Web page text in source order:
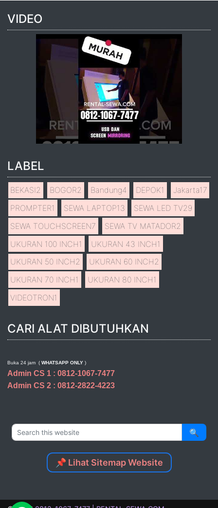
VIDEO
LABEL
BEKASI2 BOGOR2 Bandung4 DEPOK1 Jakarta17
PROMPTER1 SEWA LAPTOP13 SEWA LED TV29
SEWA TOUCHSCREEN7 SEWA TV MATADOR2
UKURAN 100 INCH1 UKURAN 43 INCH1
UKURAN 50 INCH2 UKURAN 60 INCH2
UKURAN 70 INCH1 UKURAN 80 INCH1
VIDEOTRON1
CARI ALAT DIBUTUHKAN
Buka 24 jam ( WHATSAPP ONLY )
Admin CS 1 : 0812-1067-7477
Admin CS 2 : 0812-2822-4223
🔍
📌 Lihat Sitemap Website